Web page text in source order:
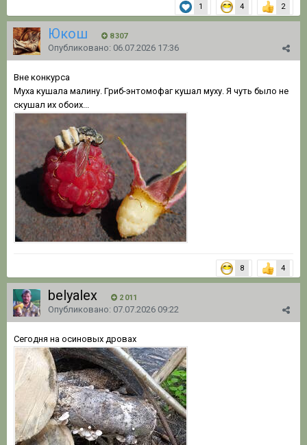
1 4 2
Юкош 8 307
Опубликовано: 06.07.2026 17:36
Вне конкурса
Муха кушала малину. Гриб-энтомофаг кушал муху. Я чуть было не
скушал их обоих...
8 4
belyalex 2 011
Опубликовано: 07.07.2026 09:22
Сегодня на осиновых дровах